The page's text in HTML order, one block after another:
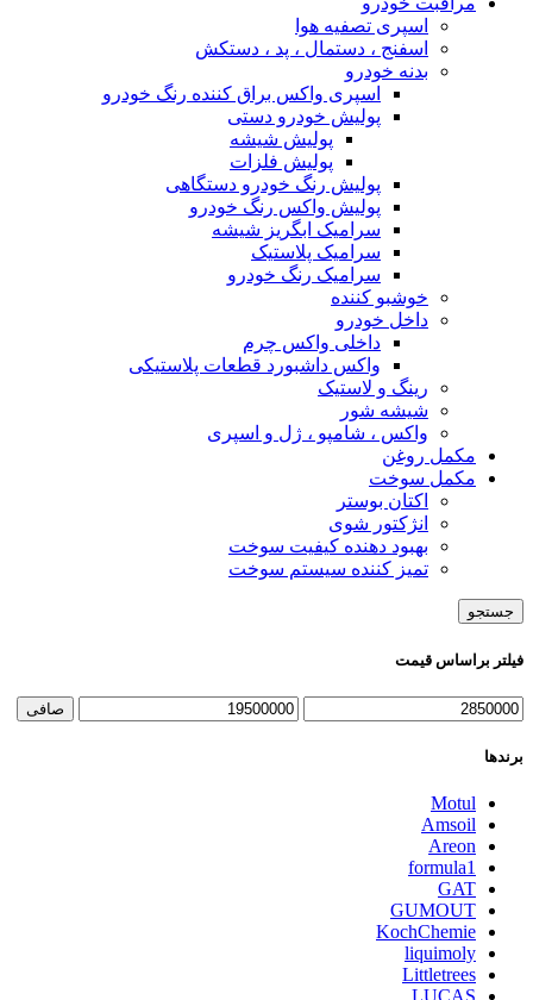
اسپری تصفیه هوا
اسفنج ، دستمال ، پد ، دستکش
بدنه خودرو
اسپری واکس براق کننده رنگ خودرو
پولیش خودرو دستی
پولیش شیشه
پولیش فلزات
پولیش رنگ خودرو دستگاهی
پولیش واکس رنگ خودرو
سرامیک ابگریز شیشه
سرامیک پلاستیک
سرامیک رنگ خودرو
خوشبو کننده
داخل خودرو
داخلی واکس چرم
واکس داشبورد قطعات پلاستیکی
رینگ و لاستیک
شیشه شور
واکس ، شامپو ، ژل و اسپری
مکمل روغن
مکمل سوخت
اکتان بوستر
انژکتور شوی
بهبود دهنده کیفیت سوخت
تمیز کننده سیستم سوخت
جستجو
فیلتر براساس قیمت
صافی
برندها
Motul
Amsoil
Areon
formula1
GAT
GUMOUT
KochChemie
liquimoly
Littletrees
LUCAS